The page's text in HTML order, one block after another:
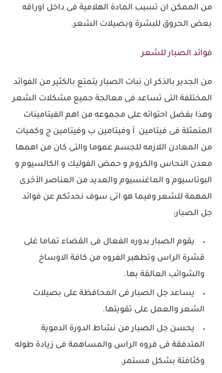
من الممكن ان تسبب المادة الهلامية فى داخل اوراقه
بعض الحروق للبشرة وبصيلات الشعر.
فوائد الصبار للشعر
من الجدير بالذكر ان نبات الصبار يتمتع بالكثير من الفوائد
المختلفة التى تساعد فى معالجة جميع مشكلات الشعر
وهذا بفضل احتوائه على مجموعه من اهم الفيتامينات
المتمثلة فى فيتامين أ وفيتامين ب وفيتامين ج وكميات
من المعادن اللازمه للجسم عموما والتى كان من اهمها
معدن النحاس والكروم و حمض الفوليك و الكالسيوم و
البوتاسيوم و الماغنسيوم والعديد من العناصر الأخرى
المهمة للشعر وفيما هو اتى سوف نحدثكم عن فوائد
جل الصبار:
يقوم الصبار بدوره الفعال فى القضاء تماما غلى
قشرة الراس وتطهير الفروه من كافة الاوساخ
والشوائب العالقة بها.
يساعد جل الصبار فى المحافظة على بصيلات
الشعر والعمل على تقويتها.
يحسن جل الصبار من نشاط الدورة الدموية
المتدفقة فى فروه الراس والمساهمة فى زيادة طوله
وكثافتة بشكل مستمر.